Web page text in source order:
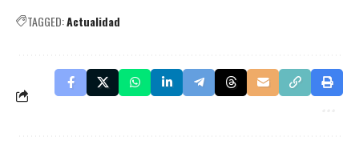
TAGGED:Actualidad